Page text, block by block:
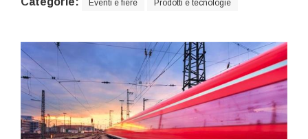
Eventi e fiere Prodotti e tecnologie